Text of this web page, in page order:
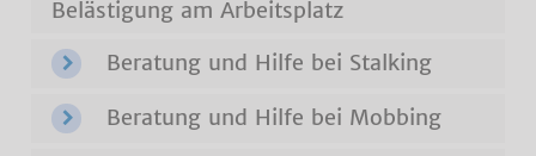
Belästigung am Arbeitsplatz
Beratung und Hilfe bei Stalking
Beratung und Hilfe bei Mobbing